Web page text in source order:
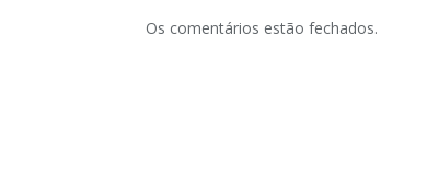
Os comentários estão fechados.